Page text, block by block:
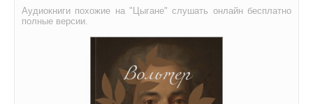
Аудиокниги похожие на "Цыгане" слушать онлайн бесплатно
полные версии.